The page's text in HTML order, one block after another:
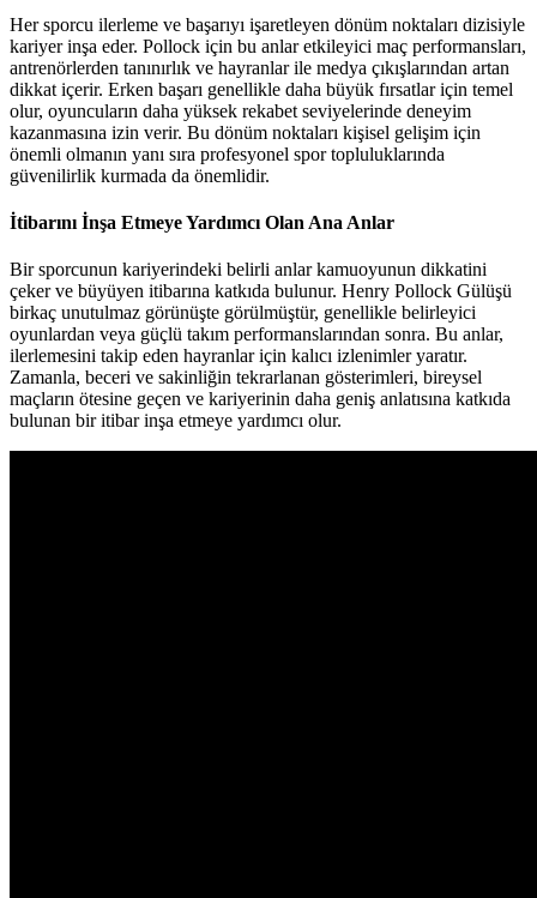
Her sporcu ilerleme ve başarıyı işaretleyen dönüm noktaları dizisiyle
kariyer inşa eder. Pollock için bu anlar etkileyici maç performansları,
antrenörlerden tanınırlık ve hayranlar ile medya çıkışlarından artan
dikkat içerir. Erken başarı genellikle daha büyük fırsatlar için temel
olur, oyuncuların daha yüksek rekabet seviyelerinde deneyim
kazanmasına izin verir. Bu dönüm noktaları kişisel gelişim için
önemli olmanın yanı sıra profesyonel spor topluluklarında
güvenilirlik kurmada da önemlidir.
İtibarını İnşa Etmeye Yardımcı Olan Ana Anlar
Bir sporcunun kariyerindeki belirli anlar kamuoyunun dikkatini
çeker ve büyüyen itibarına katkıda bulunur. Henry Pollock Gülüşü
birkaç unutulmaz görünüşte görülmüştür, genellikle belirleyici
oyunlardan veya güçlü takım performanslarından sonra. Bu anlar,
ilerlemesini takip eden hayranlar için kalıcı izlenimler yaratır.
Zamanla, beceri ve sakinliğin tekrarlanan gösterimleri, bireysel
maçların ötesine geçen ve kariyerinin daha geniş anlatısına katkıda
bulunan bir itibar inşa etmeye yardımcı olur.